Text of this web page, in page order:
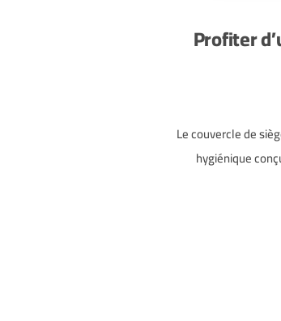
Profiter
Le couvercle de
hygiénique